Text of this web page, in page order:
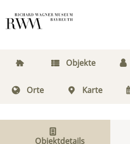
Objekte
Orte Karte
Objektdetails